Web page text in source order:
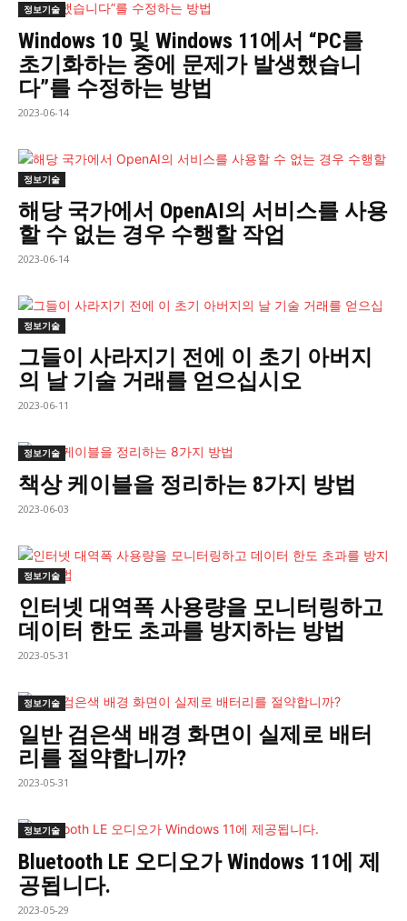
정보기술
Windows 10 및 Windows 11에서 “PC를
초기화하는 중에 문제가 발생했습니
다”를 수정하는 방법
2023-06-14
정보기술
해당 국가에서 OpenAI의 서비스를 사용
할 수 없는 경우 수행할 작업
2023-06-14
정보기술
그들이 사라지기 전에 이 초기 아버지
의 날 기술 거래를 얻으십시오
2023-06-11
정보기술
책상 케이블을 정리하는 8가지 방법
2023-06-03
정보기술
인터넷 대역폭 사용량을 모니터링하고
데이터 한도 초과를 방지하는 방법
2023-05-31
정보기술
일반 검은색 배경 화면이 실제로 배터
리를 절약합니까?
2023-05-31
정보기술
Bluetooth LE 오디오가 Windows 11에 제
공됩니다.
2023-05-29